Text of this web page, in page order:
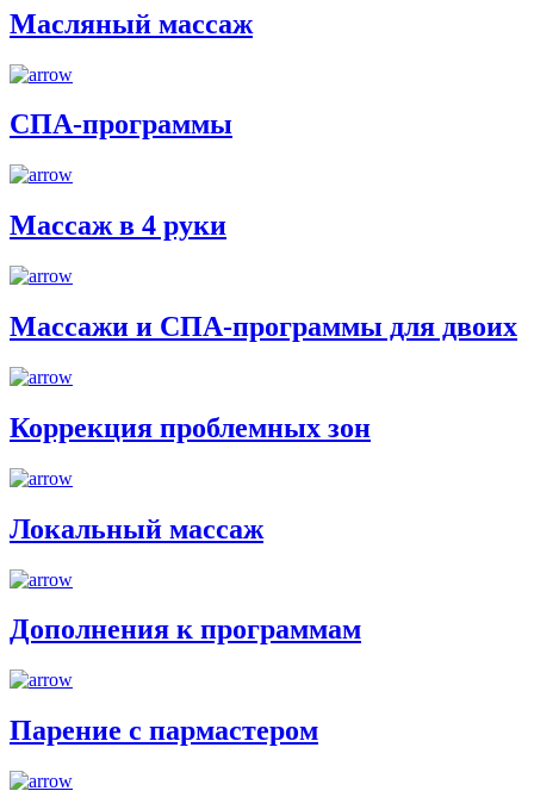
Масляный массаж
СПА-программы
Массаж в 4 руки
Массажи и СПА-программы для двоих
Коррекция проблемных зон
Локальный массаж
Дополнения к программам
Парение с пармастером